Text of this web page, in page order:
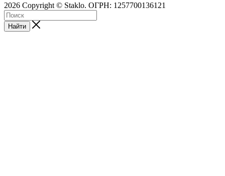
2026 Copyright © Staklo. ОГРН: 1257700136121
Найти